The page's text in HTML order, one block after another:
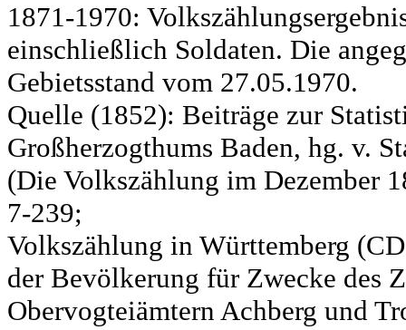
1871-1970:
einschließlich Soldaten. Die
Gebietsstand vom 27.05.1970.
Quelle (1852): Beiträge zur
Großherzogthums Baden, hg. v.
(Die Volkszählung im Dezember
7-239;
Volkszählung in Württemberg
der Bevölkerung für Zwecke des
Obervogteiämtern Achberg und